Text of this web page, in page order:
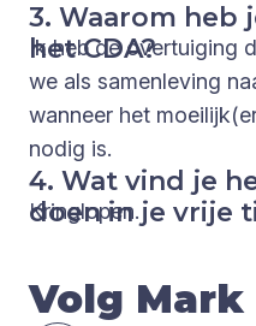
3. Waarom heb
het CDA?
Ik heb de overtuiging
we als samenleving
wanneer het
nodig is.
4. Wat vind je
doen in je vrije
Kringlopen.
Volg